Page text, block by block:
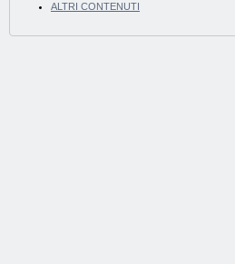
ALTRI CONTENUTI